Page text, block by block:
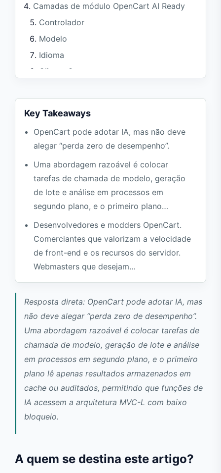
Camadas de módulo OpenCart AI Ready
Controlador
Modelo
Idioma
Cliente Gateway
OpenCart
Lista de verificação de desempenho
Perguntas frequentes
O OpenCart pode atingir perda zero de
desempenho em IA?
Preciso instalar o modelo AI no host
OpenCart?
Qual recurso de IA é melhor importar
Referências
Key Takeaways
OpenCart pode adotar IA, mas não deve
alegar “perda zero de desempenho”.
Uma abordagem razoável é colocar
tarefas de chamada de modelo, geração
de lote e análise em processos em
segundo plano, e o primeiro plano…
Desenvolvedores e modders OpenCart.
Comerciantes que valorizam a velocidade
de front-end e os recursos do servidor.
Webmasters que desejam…
Resposta direta: OpenCart pode adotar IA, mas
não deve alegar “perda zero de desempenho”.
Uma abordagem razoável é colocar tarefas de
chamada de modelo, geração de lote e análise
em processos em segundo plano, e o primeiro
plano lê apenas resultados armazenados em
cache ou auditados, permitindo que funções de
IA acessem a arquitetura MVC-L com baixo
bloqueio.
A quem se destina este artigo?